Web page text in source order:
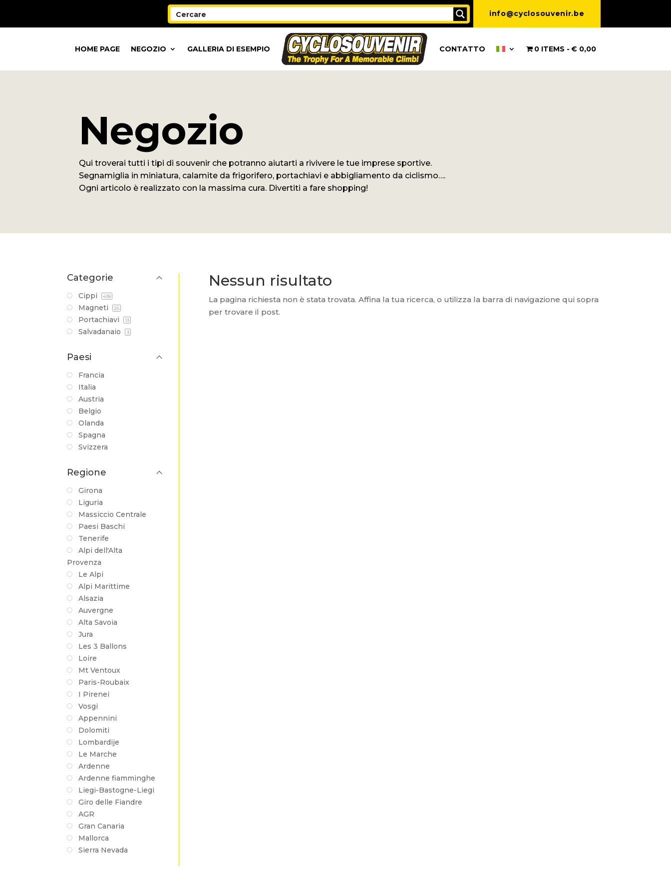
info@cyclosouvenir.be
HOME PAGE NEGOZIO GALLERIA DI ESEMPIO CONTATTO 0 ITEMS € 0,00
Negozio
Qui troverai tutti i tipi di souvenir che potranno aiutarti a rivivere le tue imprese sportive.
Segnamiglia in miniatura, calamite da frigorifero, portachiavi e abbigliamento da ciclismo….
Ogni articolo è realizzato con la massima cura. Divertiti a fare shopping!
Categorie
Cippi 418
Magneti 25
Portachiavi 13
Salvadanaio 3
Paesi
Francia
Italia
Austria
Belgio
Olanda
Spagna
Svizzera
Regione
Girona
Liguria
Massiccio Centrale
Paesi Baschi
Tenerife
Alpi dell'Alta
Provenza
Le Alpi
Alpi Marittime
Alsazia
Auvergne
Alta Savoia
Jura
Les 3 Ballons
Loire
Mt Ventoux
Paris-Roubaix
I Pirenei
Vosgi
Appennini
Dolomiti
Lombardije
Le Marche
Ardenne
Ardenne fiamminghe
Liegi-Bastogne-Liegi
Giro delle Fiandre
AGR
Gran Canaria
Mallorca
Sierra Nevada
Nessun risultato
La pagina richiesta non è stata trovata. Affina la tua ricerca, o utilizza la barra di navigazione qui sopra
per trovare il post.